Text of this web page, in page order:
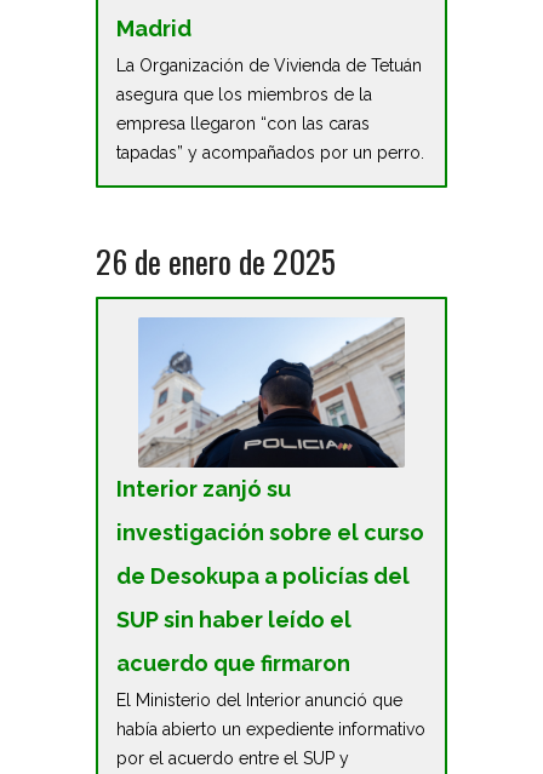
Madrid
La Organización de Vivienda de Tetuán
asegura que los miembros de la
empresa llegaron “con las caras
tapadas” y acompañados por un perro.
26 de enero de 2025
Interior zanjó su
investigación sobre el curso
de Desokupa a policías del
SUP sin haber leído el
acuerdo que firmaron
El Ministerio del Interior anunció que
había abierto un expediente informativo
por el acuerdo entre el SUP y